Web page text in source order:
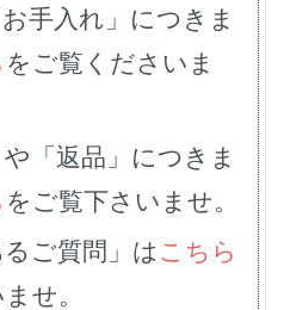
手入れ」につきま
をご覧くださいま
や「返品」につきま
をご覧下さいませ。
ご質問」は こちら
せ。